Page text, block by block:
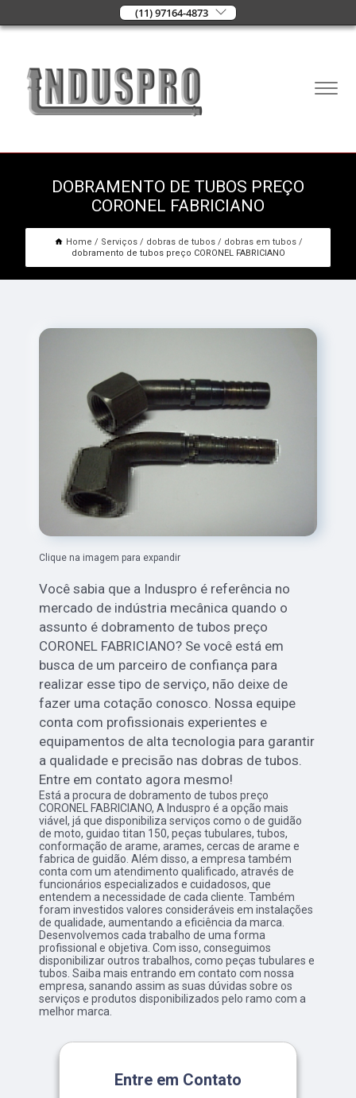
(11) 97164-4873
DOBRAMENTO DE TUBOS PREÇO
CORONEL FABRICIANO
Home Serviços dobras de tubos
dobras em tubos
dobramento de tubos preço CORONEL FABRICIANO
Clique na imagem para expandir
Você sabia que a Induspro é referência no
mercado de indústria mecânica quando o
assunto é dobramento de tubos preço
CORONEL FABRICIANO? Se você está em
busca de um parceiro de confiança para
realizar esse tipo de serviço, não deixe de
fazer uma cotação conosco. Nossa equipe
conta com profissionais experientes e
equipamentos de alta tecnologia para garantir
a qualidade e precisão nas dobras de tubos.
Entre em contato agora mesmo!
Está a procura de dobramento de tubos preço
CORONEL FABRICIANO, A Induspro é a opção mais
viável, já que disponibiliza serviços como o de guidão
de moto, guidao titan 150, peças tubulares, tubos,
conformação de arame, arames, cercas de arame e
fabrica de guidão. Além disso, a empresa também
conta com um atendimento qualificado, através de
funcionários especializados e cuidadosos, que
entendem a necessidade de cada cliente. Também
foram investidos valores consideráveis em instalações
de qualidade, aumentando a eficiência da marca.
Desenvolvemos cada trabalho de uma forma
profissional e objetiva. Com isso, conseguimos
disponibilizar outros trabalhos, como peças tubulares e
tubos. Saiba mais entrando em contato com nossa
empresa, sanando assim as suas dúvidas sobre os
serviços e produtos disponibilizados pelo ramo com a
melhor marca.
Entre em Contato